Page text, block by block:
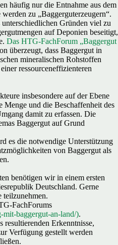
häufig nur die Entnahme aus dem
zu „Baggerguterzeugern“.
Gründen viel zu
auf Deponien beseitigt,
Das HTG-FachForum „Baggergut
überzeugt, dass Baggergut in
mineralischen Rohstoffen
ressourceneffizienteren
insbesondere auf der Ebene
Menge und die Beschaffenheit des
damit zu erfassen. Die
Baggergut auf Grund
es die notwendige Unterstützung
von Baggergut als
benötigen wir in einem ersten
Deutschland. Gerne
teilzunehmen.
FachForums
baggergut-an-land/).
resultierenden Erkenntnisse,
Verfügung gestellt werden